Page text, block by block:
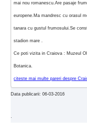
mai nou romanescu.Are pasaje
europene.Ma mandresc cu orasul
tanara cu gustul frumosului.Se
stadion mare .
Ce poti vizita in Craiova : Muzeul
Botanica.
citeste mai multe pareri despre
Data publicarii: 06-03-2016
.